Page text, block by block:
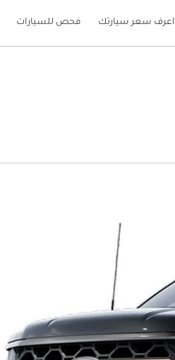
اعرف سعر سيارتك فحص للسيارات